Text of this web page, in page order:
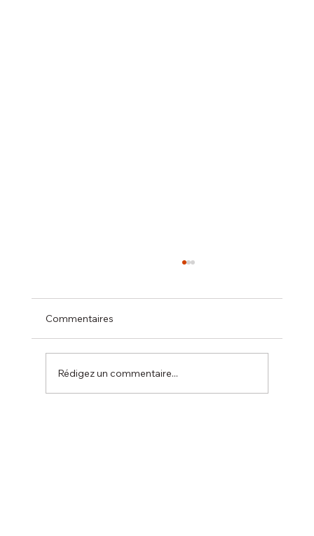
Commentaires
Rédigez un commentaire...